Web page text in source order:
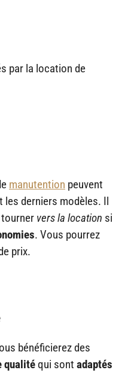
par la location de
manutention peuvent
les derniers modèles. Il
vers la location si
. Vous pourrez
prix.
bénéficierez des
qualitéqui sont adaptés